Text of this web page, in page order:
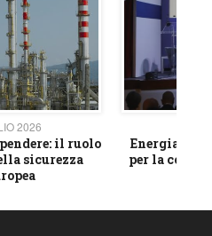
2026
il ruolo
sicurezza
Energia e
per la